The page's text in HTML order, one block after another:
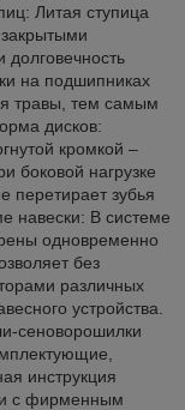
Литая ступица
на подшипниках
травы, тем самым
дисков:
кромкой –
боковой нагрузке
перетирает зубья
навески: В системе
одновременно
без
различных
устройства.
сеноворошилки
инструкция
с фирменным